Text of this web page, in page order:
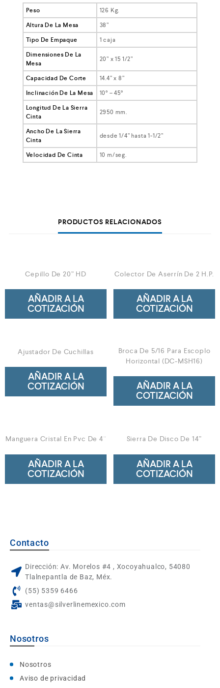
Peso
126 Kg.
Altura De La Mesa
38”
Tipo De Empaque
1 caja
Dimensiones De La
Mesa
20” x 15 1/2”
Capacidad De Corte
14.4” x 8”
Inclinación De La Mesa
10° – 45°
Longitud De La Sierra
Cinta
2950 mm.
Ancho De La Sierra
Cinta
desde 1/4” hasta 1-1/2”
Velocidad De Cinta 10 m/seg.
PRODUCTOS RELACIONADOS
Cepillo De 20” HD
AÑADIR A LA
COTIZACIÓN
Colector De Aserrín De 2 H.P.
AÑADIR A LA
COTIZACIÓN
Ajustador De Cuchillas
AÑADIR A LA
COTIZACIÓN
Broca De 5/16 Para Escoplo
Horizontal (DC-MSH16)
AÑADIR A LA
COTIZACIÓN
Manguera Cristal En Pvc De 4¨
AÑADIR A LA
COTIZACIÓN
Sierra De Disco De 14”
AÑADIR A LA
COTIZACIÓN
Contacto
Dirección: Av. Morelos #4 , Xocoyahualco, 54080
Tlalnepantla de Baz, Méx.
(55) 5359 6466
ventas@silverlinemexico.com
Nosotros
Nosotros
Aviso de privacidad